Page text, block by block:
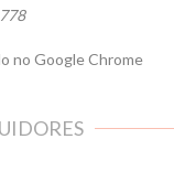
no Google Chrome